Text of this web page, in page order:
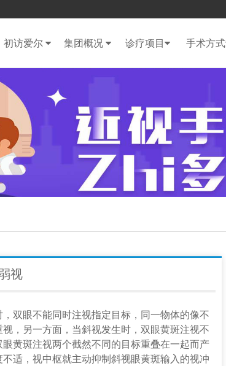
初访爱尔 集团概况 诊疗项目 手术方式
视
双眼不能同时注视指定目标，同一物体的像不
，另一方面，当斜视发生时， 双眼黄斑注视不
眼黄斑注视两个截然不同的目标重叠在一起而产
适，视中枢就主动抑制斜视眼黄斑输入的视冲